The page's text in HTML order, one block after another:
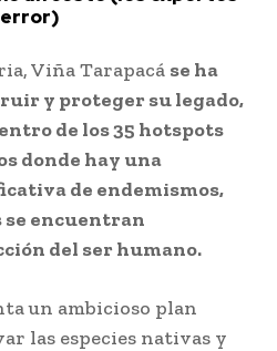
error)
Viña Tarapacá se ha
y proteger su legado,
de los 35 hotspots
donde hay una
de endemismos,
se encuentran
del ser humano.
un ambicioso plan
las especies nativas y